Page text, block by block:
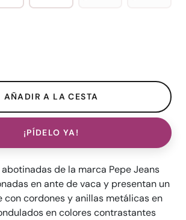
¡PÍDELO YA!
de la marca Pepe Jeans
en ante de vaca y presentan un
con cordones y anillas metálicas en
en colores contrastantes